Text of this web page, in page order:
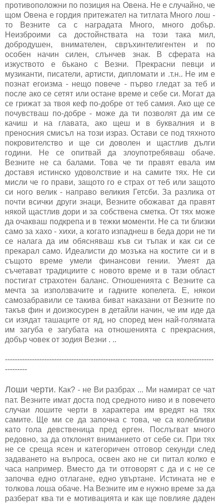
противоположни по позиция на Овена. Не е случайно, че
щом Овена е гордия притежател на титлата Много лош -
то Везните са с наградата Много, много добър.
Неизброими са достойнствата на този така мил,
добродушен, внимателен, свръхинтелигентен и по
особен начин силен, слънчев знак. В сферата на
изкуството е бъкано с Везни. Прекрасни певци и
музиканти, писатели, артисти, дипломати и .т.н.. Не им е
познат егоизма - нещо повече - първо гледат за теб и
после ако се сетят или остане време и себе си. Могат да
се грижат за твоя кеф по-добре от теб самия. Ако ще се
почувстваш по-добре - може да ти позволят да им се
качиш и на главата, ако щеш и в буквалния и в
преносния смисъл на този израз. Остави се под тяхното
покровителство и ще си доволен и щастлив дълги
години. Не се опитвай да злоупотребяваш обаче.
Везните не са балами. Това че ти правят евала им
доставя истинско удоволствие и на самите тях. Не си
мисли че го прави, защото го е страх от теб или защото
си ного велик - направо великия Гетсби. За разлика от
почти всички други знаци, Везните обожават да правят
някой щастлив дори и за собствена сметка. От тях може
да очакваш подкрепа и в тежки моменти. Не са ти близки
само за хахо - хихи, а когато изпаднеш в беда дори не ти
се налага да им обясняваш къв си тъпак и как си се
прекарал само. Идеалисти до мозъка на костите си и в
същото време умели финансови гении. Умеят да
съчетават традициите с новото време и в тази област
постигат страхотен баланс. Отношенията с Везните са
мечта за използвачите и гадните копелета. Е, някои
самозабравили се такива биват наказани от Везните по
такъв фин и доизкосурен в детайли начин, че им иде да
си изядат ташаците от яд, но според мен най-голямата
им загуба е загубата на отношенията с прекрасния,
добър човек от зодия Везни . ..
-------------------------------------------------------------------------------------
---------
Лоши черти. Как? - не Ви разбрах ... Ми намират се чат
пат. Везните имат доста под средното ниво и в повечето
случаи лошите черти в характера им вредят на тях
самите. Ще ми се да започна с това, че са колебливи
като гола девственица пред ерген. Послъгват много
редовно, за да отклонят вниманието от себе си. При тях
не се среща ясен и категоричен отговор секунди след
задаването на въпроса, освен ако не си питал колко е
часа например. Вместо да ти отговорят с да и с не се
започва едно отлагане, едно увъртане. Истината не е
толкова лоша обаче. На Везните им е нужно време за да
разберат ква ти е мотивацията и как ще повлияе даден